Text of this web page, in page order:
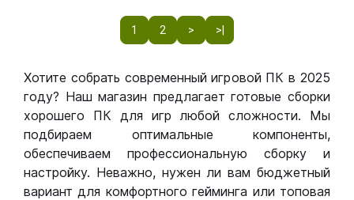
1 2 > >|
Хотите собрать современный игровой ПК в 2025
году? Наш магазин предлагает готовые сборки
хорошего ПК для игр любой сложности. Мы
подбираем оптимальные компоненты,
обеспечиваем профессиональную сборку и
настройку. Неважно, нужен ли вам бюджетный
вариант для комфортного гейминга или топовая